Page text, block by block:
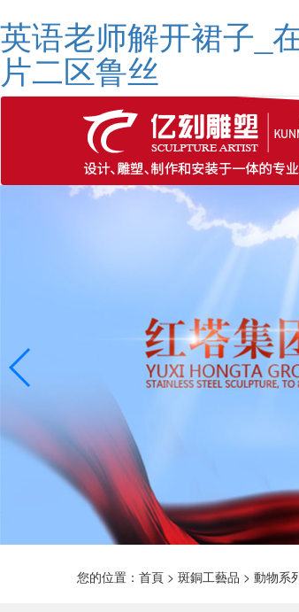
英语老师解开裙子_
片二区鲁丝
您的位置： 首頁 > 斑銅工藝品 > 動物系